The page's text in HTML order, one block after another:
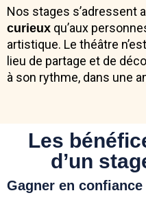
Nos stages s’adressent
curieux qu’aux
artistique. Le théâtre
lieu de partage et de
à son rythme, dans une
Les
d’un
Gagner en